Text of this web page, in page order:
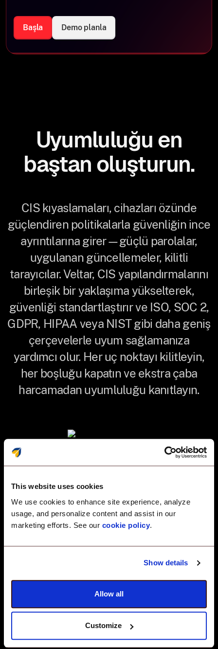
This website uses cookies
We use cookies to enhance site experience, analyze
usage, and personalize content and assist in our
marketing efforts. See our cookie policy.
Show details
Allow all
Customize
Başla Demo planla
Uyumluluğu en
baştan oluşturun.
CIS kıyaslamaları, cihazları özünde
güçlendiren politikalarla güvenliğin ince
ayrıntılarına girer—güçlü parolalar,
uygulanan güncellemeler, kilitli
tarayıcılar. Veltar, CIS yapılandırmalarını
birleşik bir yaklaşıma yükselterek,
güvenliği standartlaştırır ve ISO, SOC 2,
GDPR, HIPAA veya NIST gibi daha geniş
çerçevelerle uyum sağlamanıza
yardımcı olur. Her uç noktayı kilitleyin,
her boşluğu kapatın ve ekstra çaba
harcamadan uyumluluğu kanıtlayın.
UEM yerel uç nokta
uyumluluğu — Ölçek
için oluşturulmuş,
basitlik için
tasarlanmıştır.